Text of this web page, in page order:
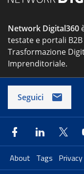
Network Digital360
testate e portali
Trasformazione
Imprenditoriale.
Seguici
About Tags